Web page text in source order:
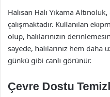
Halısan Halı Yıkama
çalışmaktadır. Kullanılan
olup, halılarınızın
sayede, halılarınız hem
günkü gibi canlı görünür.
Çevre Dostu